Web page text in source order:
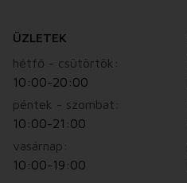
ÜZLETEK
hétfő - csütörtök:
10:00-20:00
péntek - szombat:
10:00-21:00
vasárnap:
10:00-19:00